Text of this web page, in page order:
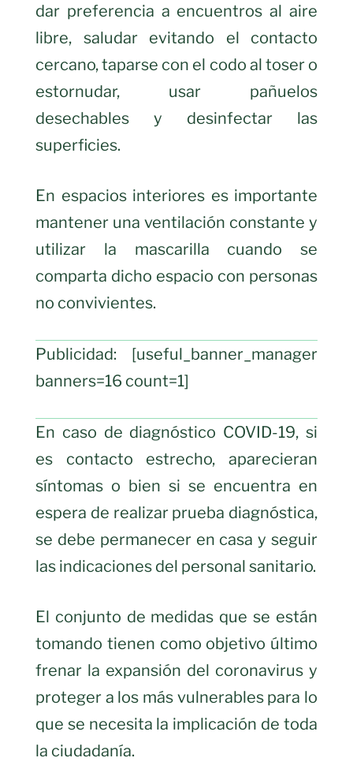
dar preferencia a encuentros al aire
libre, saludar evitando el contacto
cercano, taparse con el codo al toser o
estornudar, usar pañuelos
desechables y desinfectar las
superficies.
En espacios interiores es importante
mantener una ventilación constante y
utilizar la mascarilla cuando se
comparta dicho espacio con personas
no convivientes.
Publicidad: [useful_banner_manager
banners=16 count=1]
En caso de diagnóstico COVID-19, si
es contacto estrecho, aparecieran
síntomas o bien si se encuentra en
espera de realizar prueba diagnóstica,
se debe permanecer en casa y seguir
las indicaciones del personal sanitario.
El conjunto de medidas que se están
tomando tienen como objetivo último
frenar la expansión del coronavirus y
proteger a los más vulnerables para lo
que se necesita la implicación de toda
la ciudadanía.